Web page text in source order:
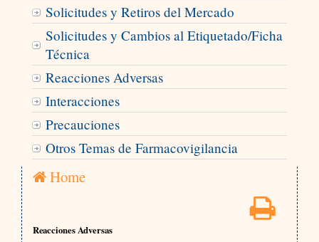
Solicitudes y Retiros del Mercado
Solicitudes y Cambios al Etiquetado/Ficha
Técnica
Reacciones Adversas
Interacciones
Precauciones
Otros Temas de Farmacovigilancia
Home
Reacciones Adversas